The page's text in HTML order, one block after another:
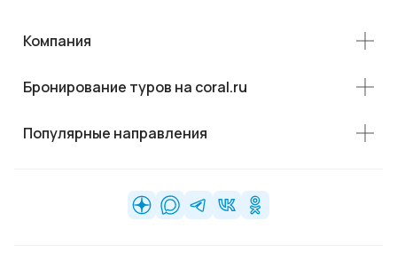
Компания
Бронирование туров на coral.ru
Популярные направления